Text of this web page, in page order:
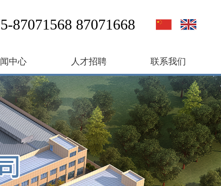
87071568 87071668
中心 人才招聘 联系我们